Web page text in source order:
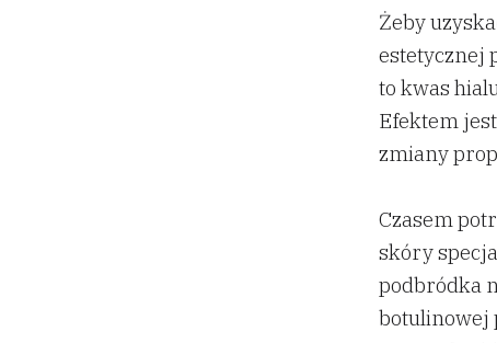
Żeby
estetycznej
to kwas
Efektem
zmiany
Czasem
skóry
podbródka
botulinowej